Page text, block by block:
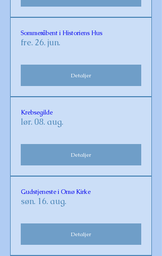
Sommeråbent i Historiens Hus
fre. 26. jun.
Detaljer
Krebsegilde
lør. 08. aug.
Detaljer
Gudstjeneste i Omø Kirke
søn. 16. aug.
Detaljer